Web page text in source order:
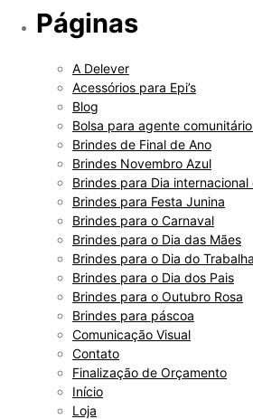
Páginas
A Delever
Acessórios para Epi’s
Blog
Bolsa para agente
Brindes de Final de Ano
Brindes Novembro Azul
Brindes para Dia internacional
Brindes para Festa Junina
Brindes para o Carnaval
Brindes para o Dia das Mães
Brindes para o Dia do
Brindes para o Dia dos Pais
Brindes para o Outubro Rosa
Brindes para páscoa
Comunicação Visual
Contato
Finalização de Orçamento
Início
Loja